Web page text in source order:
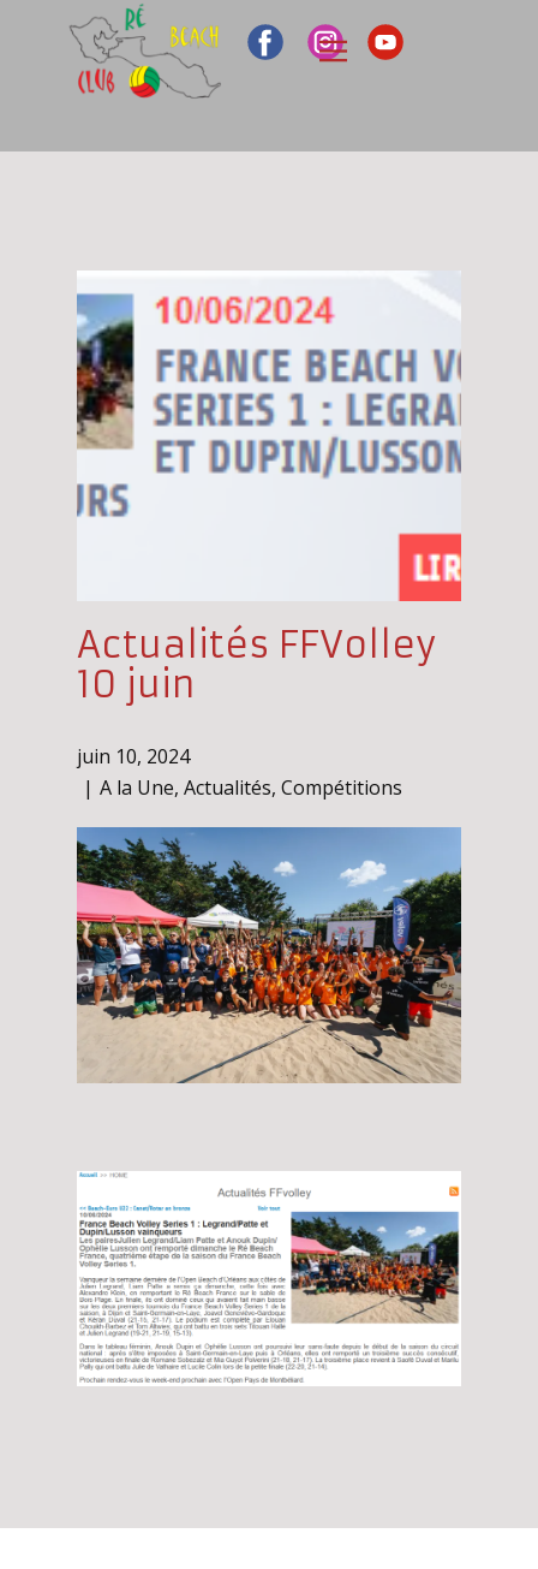
Actualités FFVolley
10 juin
juin 10, 2024
A la Une, Actualités, Compétitions